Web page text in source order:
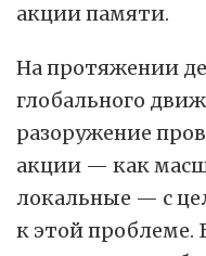
акции памяти.
На протяжении
глобального
разоружение
акции — как
локальные — с
к этой проблеме.